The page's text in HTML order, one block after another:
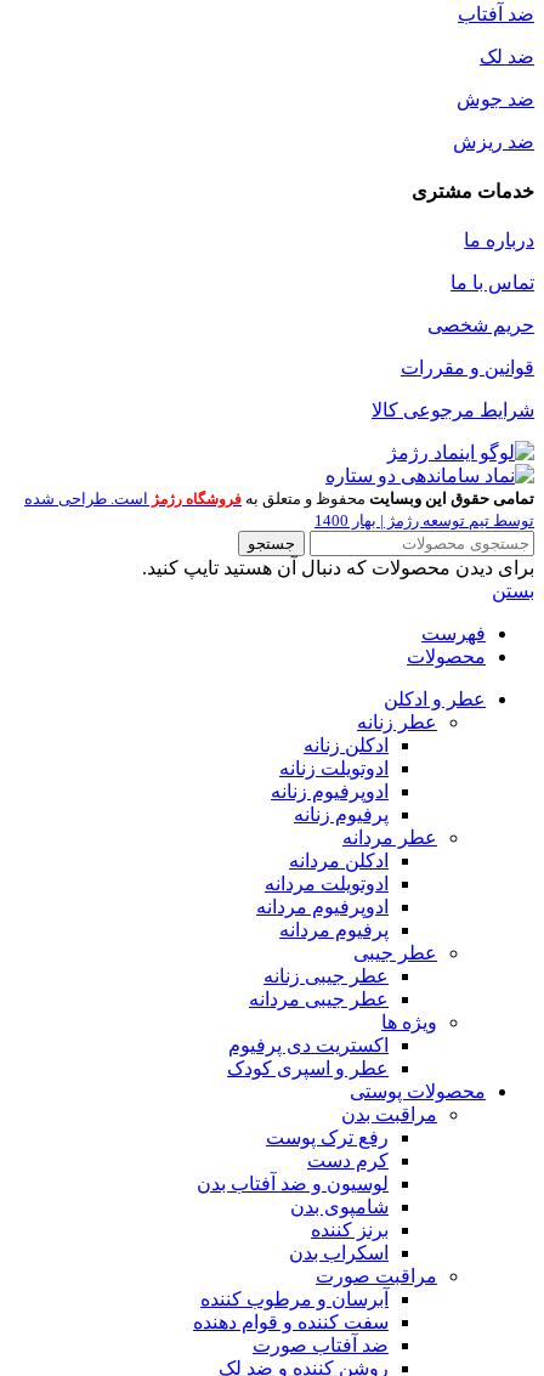
ضد آفتاب
ضد لک
ضد جوش
ضد ریزش
خدمات مشتری
درباره ما
تماس با ما
حریم شخصی
قوانین و مقررات
شرایط مرجوعی کالا
تمامی حقوق این وبسایت محفوظ و متعلق به فروشگاه رژمژ است. طراحی شده
توسط تیم توسعه رژمژ | بهار 1400
جستجو
برای دیدن محصولات که دنبال آن هستید تایپ کنید.
بستن
فهرست
محصولات
عطر و ادکلن
عطر زنانه
ادکلن زنانه
ادوتویلت زنانه
ادوپرفیوم زنانه
پرفیوم زنانه
عطر مردانه
ادکلن مردانه
ادوتویلت مردانه
ادوپرفیوم مردانه
پرفیوم مردانه
عطر جیبی
عطر جیبی زنانه
عطر جیبی مردانه
ویژه ها
اکستریت دی پرفیوم
عطر و اسپری کودک
محصولات پوستی
مراقبت بدن
رفع ترک پوست
کرم دست
لوسیون و ضد آفتاب بدن
شامپوی بدن
برنز کننده
اسکراب بدن
مراقبت صورت
آبرسان و مرطوب کننده
سفت کننده و قوام دهنده
ضد آفتاب صورت
روشن کننده و ضد لک